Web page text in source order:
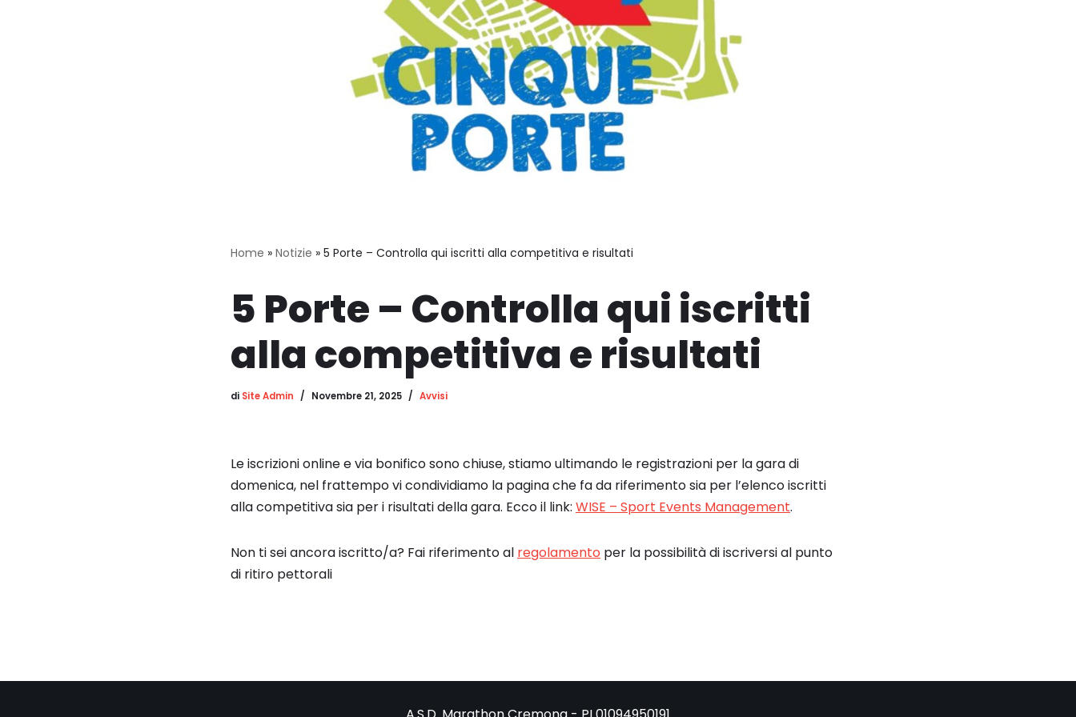
Home » Notizie » 5 Porte – Controlla qui iscritti alla competitiva e risultati
5 Porte – Controlla qui iscritti
alla competitiva e risultati
di Site Admin Novembre 21, 2025 Avvisi
Le iscrizioni online e via bonifico sono chiuse, stiamo ultimando le registrazioni per la gara di
domenica, nel frattempo vi condividiamo la pagina che fa da riferimento sia per l’elenco iscritti
alla competitiva sia per i risultati della gara. Ecco il link: WISE – Sport Events Management.
Non ti sei ancora iscritto/a? Fai riferimento al regolamento per la possibilità di iscriversi al punto
di ritiro pettorali